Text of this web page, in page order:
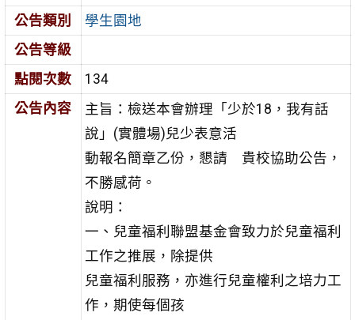
公告類別
學生園地
公告等級
點閱次數
134
公告內容
主旨：檢送本會辦理「少於18，我有話
說」(實體場)兒少表意活
動報名簡章乙份，懇請 貴校協助公告，
不勝感荷。
說明：
一、兒童福利聯盟基金會致力於兒童福利
工作之推展，除提供
兒童福利服務，亦進行兒童權利之培力工
作，期使每個孩